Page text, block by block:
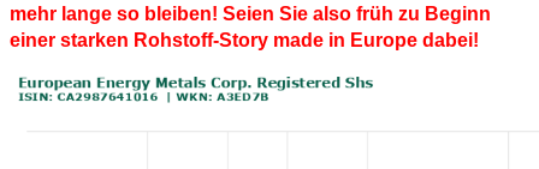
mehr lange so bleiben! Seien Sie also früh zu Beginn
einer starken Rohstoff-Story made in Europe dabei!